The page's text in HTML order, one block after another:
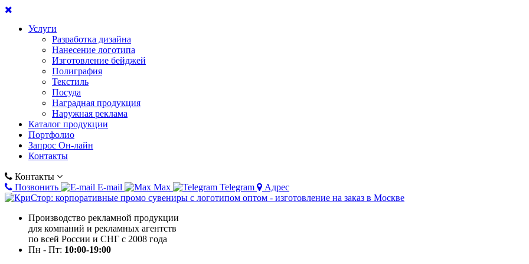
Услуги
Разработка дизайна
Нанесение логотипа
Изготовление бейджей
Полиграфия
Текстиль
Посуда
Наградная продукция
Наружная реклама
Каталог продукции
Портфолио
Запрос Он-лайн
Контакты
Контакты
Позвонить
E-mail Max Telegram Адрес
Производство рекламной продукции
для компаний и рекламных агентств
по всей России и СНГ с 2008 года
Пн - Пт: 10:00-19:00